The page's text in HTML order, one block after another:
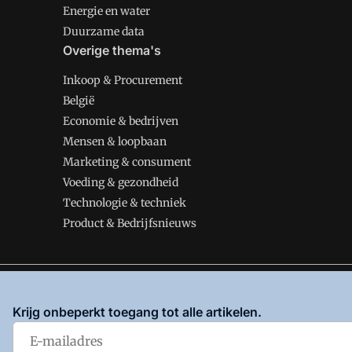
Energie en water
Duurzame data
Overige thema's
Inkoop & Procurement
België
Economie & bedrijven
Mensen & loopbaan
Marketing & consument
Voeding & gezondheid
Technologie & techniek
Product & Bedrijfsnieuws
enPrivacy en Cookie beleid |Privacy instellingen
Krijg onbeperkt toegang tot alle artikelen.